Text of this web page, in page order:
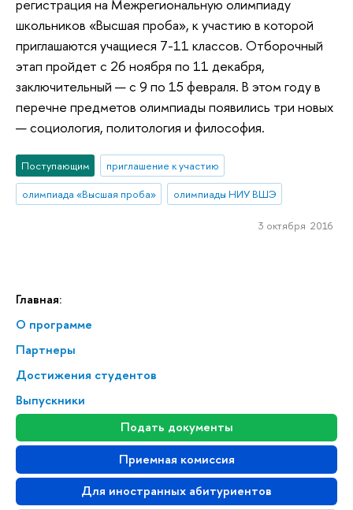
Главная:
О программе
Партнеры
Достижения студентов
Выпускники
Подать документы
Приемная комиссия
Для иностранных абитуриентов
регистрация на Межрегиональную олимпиаду
школьников «Высшая проба», к участию в которой
приглашаются учащиеся 7-11 классов. Отборочный
этап пройдет с 26 ноября по 11 декабря,
заключительный — с 9 по 15 февраля. В этом году в
перечне предметов олимпиады появились три новых
— социология, политология и философия.
Поступающим
приглашение к участию
олимпиада «Высшая проба»
олимпиады НИУ ВШЭ
3 октября 2016